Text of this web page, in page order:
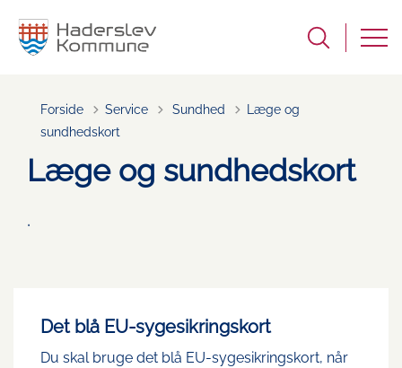
Forside Service Tilbage til
Sundhed
Læge og
sundhedskort
Læge og sundhedskort
.
Det blå EU-sygesikringskort
Du skal bruge det blå EU-sygesikringskort, når